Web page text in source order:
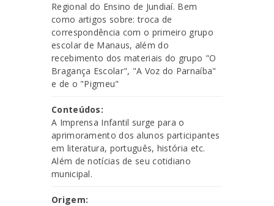
Regional do Ensino de Jundiaí. Bem
como artigos sobre: troca de
correspondência com o primeiro grupo
escolar de Manaus, além do
recebimento dos materiais do grupo "O
Bragança Escolar", "A Voz do Parnaíba"
e de o "Pigmeu"
Conteúdos:
A Imprensa Infantil surge para o
aprimoramento dos alunos participantes
em literatura, português, história etc.
Além de notícias de seu cotidiano
municipal.
Origem: